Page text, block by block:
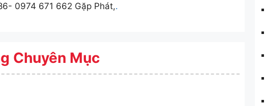
0974 671 662 Gặp Phát,.
Chuyên Mục